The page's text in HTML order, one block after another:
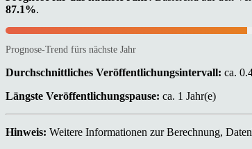
87.1%.
Prognose-Trend fürs nächste Jahr
Durchschnittliches Veröffentlichungsintervall: ca.
Längste Veröffentlichungspause: ca. 1 Jahr(e)
Hinweis: Weitere Informationen zur Berechnung,